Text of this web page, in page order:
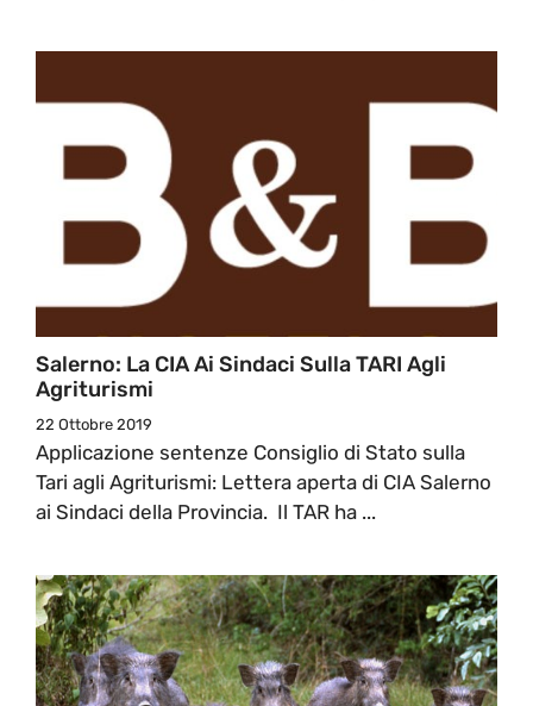
Salerno: La CIA Ai Sindaci Sulla TARI Agli
Agriturismi
22 Ottobre 2019
Applicazione sentenze Consiglio di Stato sulla
Tari agli Agriturismi: Lettera aperta di CIA Salerno
ai Sindaci della Provincia. Il TAR ha ...